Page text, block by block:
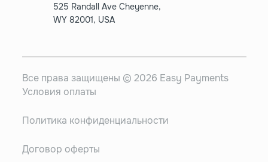
525 Randall Ave Cheyenne,
WY 82001, USA
Все права защищены © 2026 Easy Payments
Условия оплаты
Политика конфиденциальности
Договор оферты